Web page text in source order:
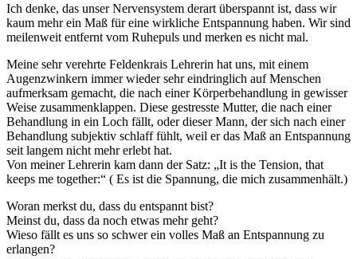
Ich denke, das unser Nervensystem derart überspannt ist, dass wir
kaum mehr ein Maß für eine wirkliche Entspannung haben. Wir sind
meilenweit entfernt vom Ruhepuls und merken es nicht mal.
Meine sehr verehrte Feldenkrais Lehrerin hat uns, mit einem
Augenzwinkern immer wieder sehr eindringlich auf Menschen
aufmerksam gemacht, die nach einer Körperbehandlung in gewisser
Weise zusammenklappen. Diese gestresste Mutter, die nach einer
Behandlung in ein Loch fällt, oder dieser Mann, der sich nach einer
Behandlung subjektiv schlaff fühlt, weil er das Maß an Entspannung
seit langem nicht mehr erlebt hat.
Von meiner Lehrerin kam dann der Satz: „It is the Tension, that
keeps me together:“ ( Es ist die Spannung, die mich zusammenhält.)
Woran merkst du, dass du entspannt bist?
Meinst du, dass da noch etwas mehr geht?
Wieso fällt es uns so schwer ein volles Maß an Entspannung zu
erlangen?